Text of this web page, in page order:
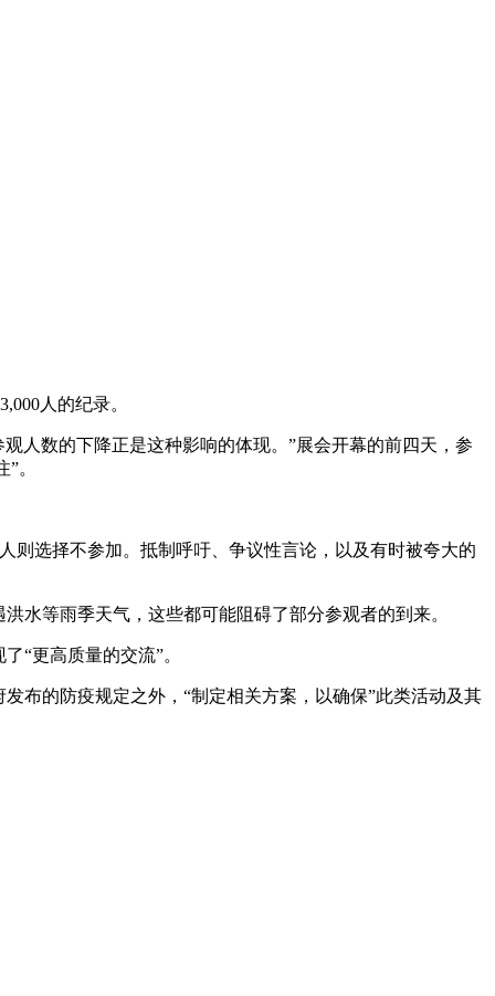
人的纪录。
人数的下降正是这种影响的体现。”展会开幕的前四天，参
。
则选择不参加。抵制呼吁、争议性言论，以及有时被夸大的
等雨季天气，这些都可能阻碍了部分参观者的到来。
“更高质量的交流”。
布的防疫规定之外，“制定相关方案，以确保”此类活动及其